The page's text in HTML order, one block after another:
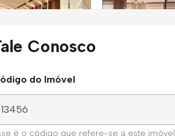
Conosco
do Imóvel
é o código que refere-se a este imóvel